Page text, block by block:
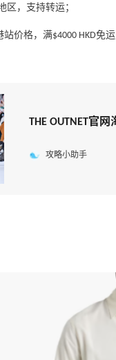
区，支持转运；
价格，满$4000 HKD免
THE OUTNET官
攻略小助手